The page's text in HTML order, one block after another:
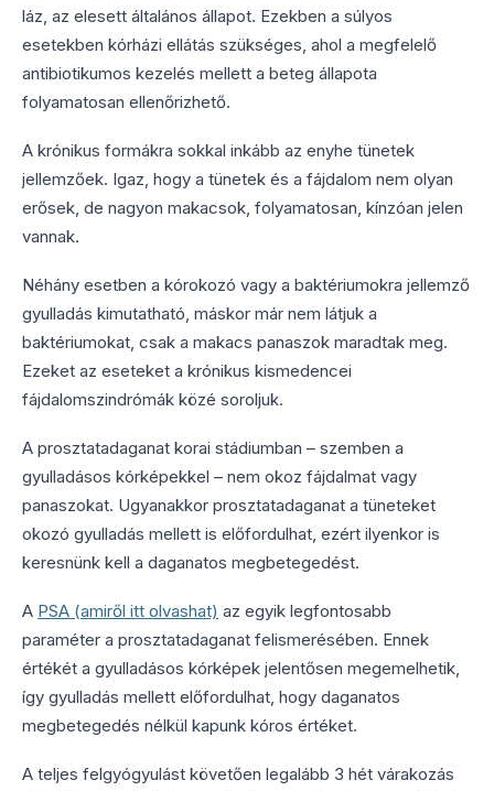
láz, az elesett általános állapot. Ezekben a súlyos
esetekben kórházi ellátás szükséges, ahol a megfelelő
antibiotikumos kezelés mellett a beteg állapota
folyamatosan ellenőrizhető.
A krónikus formákra sokkal inkább az enyhe tünetek
jellemzőek. Igaz, hogy a tünetek és a fájdalom nem olyan
erősek, de nagyon makacsok, folyamatosan, kínzóan jelen
vannak.
Néhány esetben a kórokozó vagy a baktériumokra jellemző
gyulladás kimutatható, máskor már nem látjuk a
baktériumokat, csak a makacs panaszok maradtak meg.
Ezeket az eseteket a krónikus kismedencei
fájdalomszindrómák közé soroljuk.
A prosztatadaganat korai stádiumban – szemben a
gyulladásos kórképekkel – nem okoz fájdalmat vagy
panaszokat. Ugyanakkor prosztatadaganat a tüneteket
okozó gyulladás mellett is előfordulhat, ezért ilyenkor is
keresnünk kell a daganatos megbetegedést.
A PSA (amiről itt olvashat) az egyik legfontosabb
paraméter a prosztatadaganat felismerésében. Ennek
értékét a gyulladásos kórképek jelentősen megemelhetik,
így gyulladás mellett előfordulhat, hogy daganatos
megbetegedés nélkül kapunk kóros értéket.
A teljes felgyógyulást követően legalább 3 hét várakozás